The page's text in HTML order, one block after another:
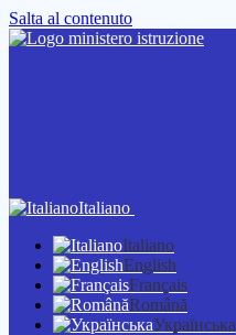
Salta al contenuto
Italiano
Italiano
English
Français
Română
Українська